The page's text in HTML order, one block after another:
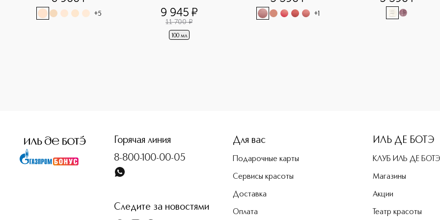
+5 9 945 ¤
11 700 ¤
100 мл
+1
Горячая линия
8-800-100-00-05
Следите за новостями
Для вас
Подарочные карты
Сервисы красоты
Доставка
Оплата
ИЛЬ ДЕ БОТЭ
КЛУБ ИЛЬ ДЕ БОТЭ
Магазины
Акции
Театр красоты